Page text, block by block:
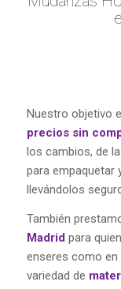
Nuestro objetivo
precios sin
los cambios, de
para empaquetar
llevándolos
También
Madrid para
enseres como en
variedad de